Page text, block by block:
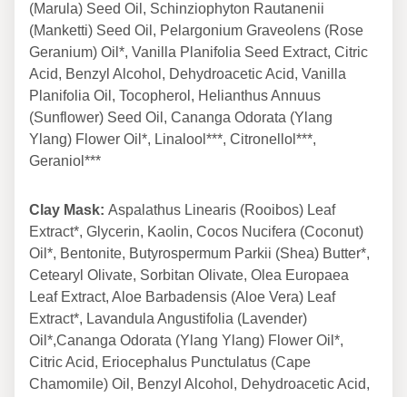
(Marula) Seed Oil, Schinziophyton Rautanenii
(Manketti) Seed Oil, Pelargonium Graveolens (Rose
Geranium) Oil*, Vanilla Planifolia Seed Extract, Citric
Acid, Benzyl Alcohol, Dehydroacetic Acid, Vanilla
Planifolia Oil, Tocopherol, Helianthus Annuus
(Sunflower) Seed Oil, Cananga Odorata (Ylang
Ylang) Flower Oil*, Linalool***, Citronellol***,
Geraniol***
Clay Mask: Aspalathus Linearis (Rooibos) Leaf
Extract*, Glycerin, Kaolin, Cocos Nucifera (Coconut)
Oil*, Bentonite, Butyrospermum Parkii (Shea) Butter*,
Cetearyl Olivate, Sorbitan Olivate, Olea Europaea
Leaf Extract, Aloe Barbadensis (Aloe Vera) Leaf
Extract*, Lavandula Angustifolia (Lavender)
Oil*,Cananga Odorata (Ylang Ylang) Flower Oil*,
Citric Acid, Eriocephalus Punctulatus (Cape
Chamomile) Oil, Benzyl Alcohol, Dehydroacetic Acid,